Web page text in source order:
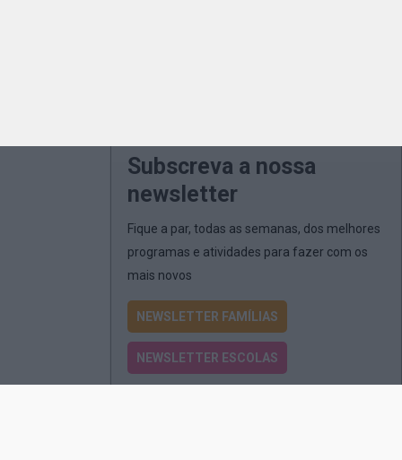
Subscreva a nossa
newsletter
Fique a par, todas as semanas, dos melhores
programas e atividades para fazer com os
mais novos
NEWSLETTER FAMÍLIAS
NEWSLETTER ESCOLAS